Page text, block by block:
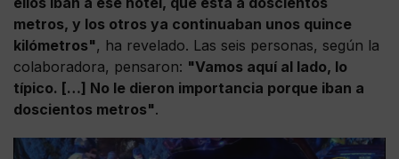
metros, y los otros ya continuaban unos quince
kilómetros", ha revelado. Las seis personas, según la
colaboradora, pensaron: "Vamos aquí al lado, lo
típico. […] No le dieron importancia porque iban a
doscientos metros".